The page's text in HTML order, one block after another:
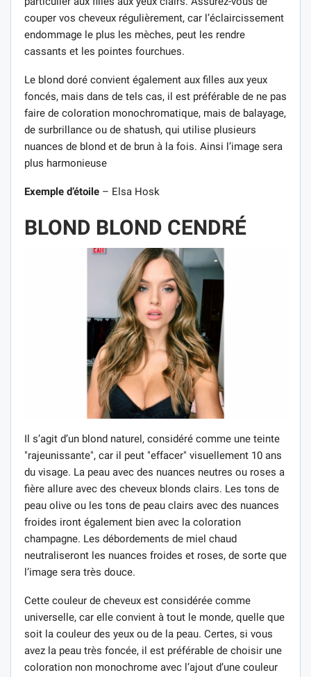
couper vos cheveux régulièrement, car l’éclaircissement
endommage le plus les mèches, peut les rendre
cassants et les pointes fourchues.
Le blond doré convient également aux filles aux yeux
foncés, mais dans de tels cas, il est préférable de ne pas
faire de coloration monochromatique, mais de balayage,
de surbrillance ou de shatush, qui utilise plusieurs
nuances de blond et de brun à la fois. Ainsi l’image sera
plus harmonieuse
Exemple d’étoile – Elsa Hosk
BLOND BLOND CENDRÉ
Il s’agit d’un blond naturel, considéré comme une teinte
"rajeunissante", car il peut "effacer" visuellement 10 ans
du visage. La peau avec des nuances neutres ou roses a
fière allure avec des cheveux blonds clairs. Les tons de
peau olive ou les tons de peau clairs avec des nuances
froides iront également bien avec la coloration
champagne. Les débordements de miel chaud
neutraliseront les nuances froides et roses, de sorte que
l’image sera très douce.
Cette couleur de cheveux est considérée comme
universelle, car elle convient à tout le monde, quelle que
soit la couleur des yeux ou de la peau. Certes, si vous
avez la peau très foncée, il est préférable de choisir une
coloration non monochrome avec l’ajout d’une couleur